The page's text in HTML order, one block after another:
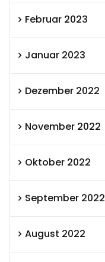
Februar 2023
Januar 2023
Dezember 2022
November 2022
Oktober 2022
September 2022
August 2022